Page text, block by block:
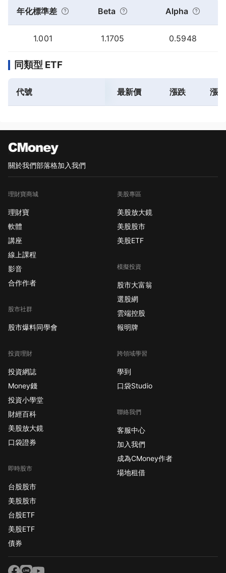
年化標準差 Beta Alpha
1.001 1.1705 0.5948
同類型 ETF
代號 最新價 漲跌 漲
關於我們部落格加入我們
理財寶商城
理財寶
軟體
講座
線上課程
影音
合作作者
股市社群
股市爆料同學會
投資理財
投資網誌
Money錢
投資小學堂
財經百科
美股放大鏡
口袋證券
即時股市
台股股市
美股股市
台股ETF
美股ETF
債券
美股專區
美股放大鏡
美股股市
美股ETF
模擬投資
股市大富翁
選股網
雲端控股
報明牌
跨領域學習
學到
口袋Studio
聯絡我們
客服中心
加入我們
成為CMoney作者
場地租借